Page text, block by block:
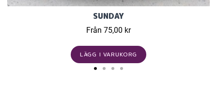
SUNDAY
Från 75,00 kr
LÄGG I VARUKORG